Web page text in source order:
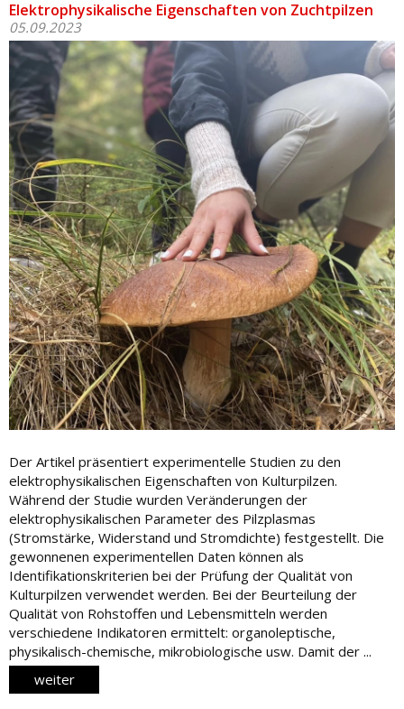
Elektrophysikalische Eigenschaften von Zuchtpilzen
05.09.2023
Der Artikel präsentiert experimentelle Studien zu den
elektrophysikalischen Eigenschaften von Kulturpilzen.
Während der Studie wurden Veränderungen der
elektrophysikalischen Parameter des Pilzplasmas
(Stromstärke, Widerstand und Stromdichte) festgestellt. Die
gewonnenen experimentellen Daten können als
Identifikationskriterien bei der Prüfung der Qualität von
Kulturpilzen verwendet werden. Bei der Beurteilung der
Qualität von Rohstoffen und Lebensmitteln werden
verschiedene Indikatoren ermittelt: organoleptische,
physikalisch-chemische, mikrobiologische usw. Damit der ...
weiter